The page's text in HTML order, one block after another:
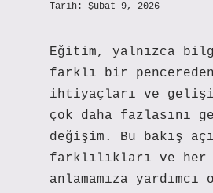
Tarih: Şubat 9, 2026
Eğitim, yalnızca
farklı bir
ihtiyaçları ve
çok daha
değişim. Bu bakış
farklılıkları ve her
anlamamıza